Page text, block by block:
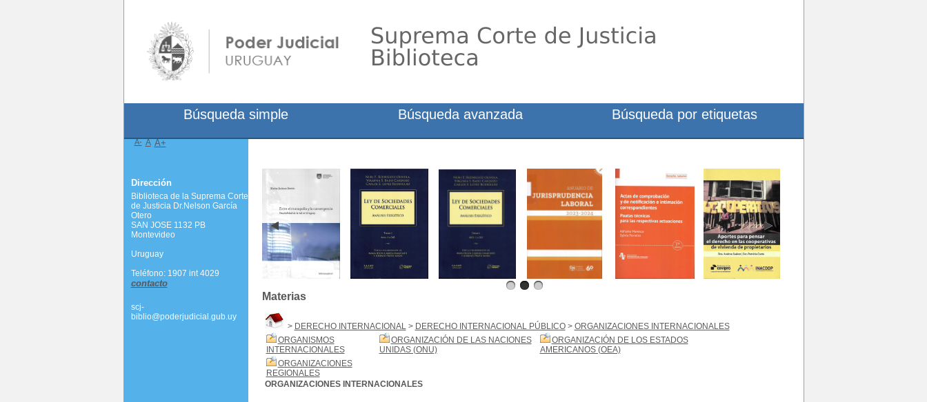
Materias
> DERECHO INTERNACIONAL> DERECHO INTERNACIONAL PÚBLICO> ORGANIZACIONES INTERNACIONALES
ORGANISMOS
INTERNACIONALES
ORGANIZACIÓN DE LAS NACIONES
UNIDAS (ONU)
ORGANIZACIÓN DE LOS ESTADOS
AMERICANOS (OEA)
ORGANIZACIONES
REGIONALES
ORGANIZACIONES INTERNACIONALES
Búsqueda simple Búsqueda avanzada Búsqueda por etiquetas
A- A A+
Dirección
Biblioteca de la Suprema Corte
de Justicia Dr.Nelson García
Otero
SAN JOSE 1132 PB
Montevideo
Uruguay
Teléfono: 1907 int 4029
contacto
scj-
biblio@poderjudicial.gub.uy